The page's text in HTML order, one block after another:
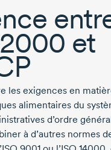
et
les exigences en
alimentaires du
d’ordre
à d’autres normes